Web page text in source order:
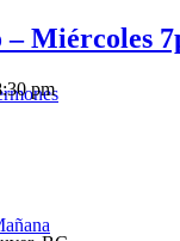
Miércoles
pm